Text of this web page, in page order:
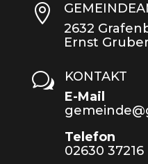

2632
Ernst
w
KONTAKT
E-Mail
Telefon
02630 37216